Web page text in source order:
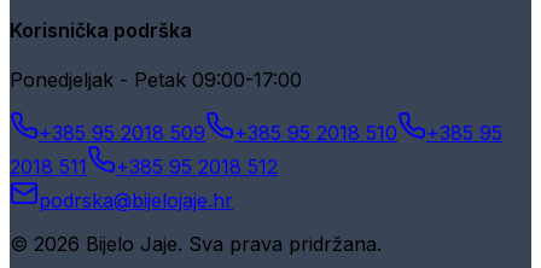
Korisnička podrška
Ponedjeljak - Petak 09:00-17:00
+385 95 2018 509 +385 95 2018 510
+385 95
2018 511
+385 95 2018 512
podrska@bijelojaje.hr
© 2026 Bijelo Jaje. Sva prava pridržana.